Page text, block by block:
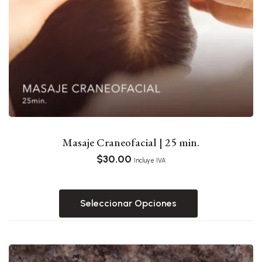
Masaje Craneofacial | 25 min.
$30.00 Incluye IVA
Seleccionar Opciones
Este
múltiples